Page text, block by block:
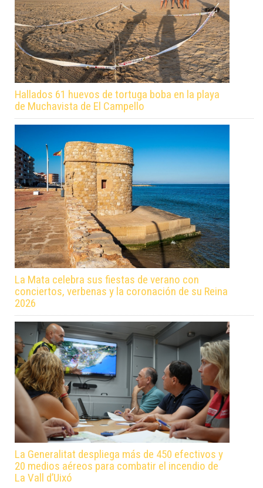
Hallados 61 huevos de tortuga boba en la playa
de Muchavista de El Campello
La Mata celebra sus fiestas de verano con
conciertos, verbenas y la coronación de su Reina
2026
La Generalitat despliega más de 450 efectivos y
20 medios aéreos para combatir el incendio de
La Vall d’Uixó